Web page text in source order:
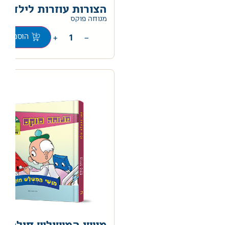
הצורות עוזרות לילדים
מנוחה פוקס
−
+ הוספה